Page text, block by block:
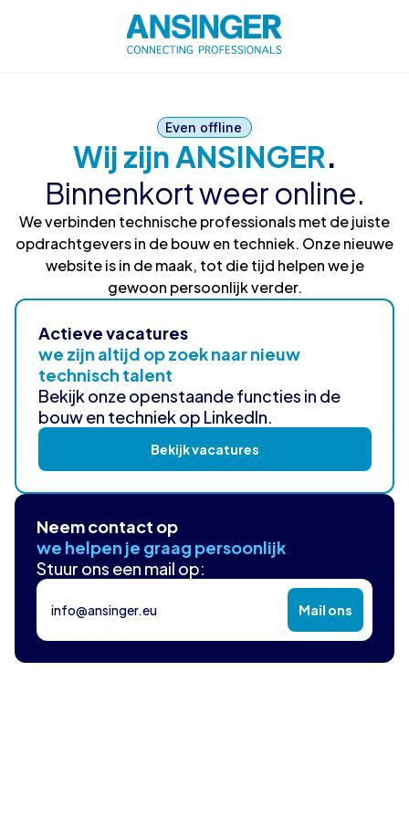
Even offline
Wij zijn ANSINGER.
Binnenkort weer online.
We verbinden technische professionals met de juiste
opdrachtgevers in de bouw en techniek. Onze nieuwe
website is in de maak, tot die tijd helpen we je
gewoon persoonlijk verder.
Actieve vacatures
we zijn altijd op zoek naar nieuw
technisch talent
Bekijk onze openstaande functies in de
bouw en techniek op LinkedIn.
Bekijk vacatures
Neem contact op
we helpen je graag persoonlijk
Stuur ons een mail op:
info@ansinger.eu Mail ons